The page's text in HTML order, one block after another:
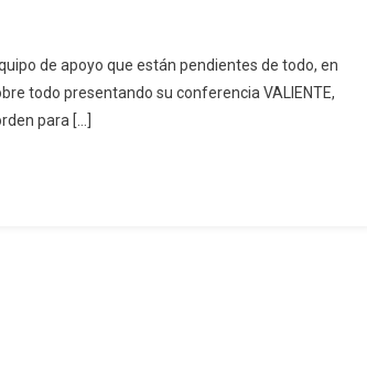
de apoyo que están pendientes de todo, en
todo presentando su conferencia VALIENTE,
para […]